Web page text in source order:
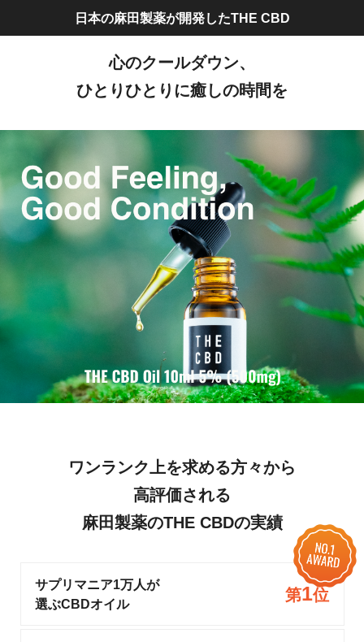
日本の麻田製薬が開発したTHE CBD
心のクールダウン、
ひとりひとりに癒しの時間を
ワンランク上を求める方々から
高評価される
麻田製薬のTHE CBDの実績
サプリマニア1万人が
選ぶCBDオイル
第1位